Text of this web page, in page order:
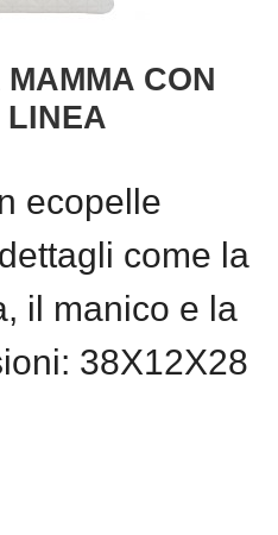
CON
LINEA
ecopelle
come la
il manico e la
38X12X28